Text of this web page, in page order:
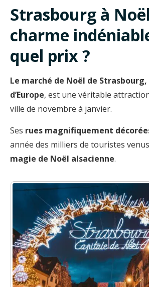
Strasbourg à
charme
quel prix ?
Le marché de Noël de
d’Europe, est une véritable
ville de novembre à janvier.
Ses rues magnifiquement
année des milliers de touristes venus
magie de Noël alsacienne.